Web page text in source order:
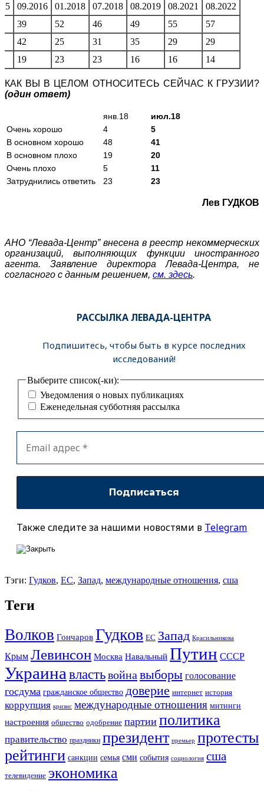
09.2016 01.2018 07.2018 08.2019 08.2021
08.2022
39
52 46 49 55
57
42
25 31 35 29
29
19
23 23 16 16 14
КАК ВЫ В ЦЕЛОМ ОТНОСИТЕСЬ СЕЙЧАС К ГРУЗИИ?
(один ответ)
янв.18
июл.18
Очень хорошо
4
5
В основном хорошо
48
41
В основном плохо
19
20
Очень плохо
5
11
Затруднились ответить
23 23
Лев ГУДКОВ
АНО “Левада-Центр” внесена в реестр некоммерческих
организаций, выполняющих функции иностранного
агента. Заявление директора Левада-Центра, не
согласного с данным решением, см. здесь.
РАССЫЛКА ЛЕВАДА-ЦЕНТРА
Подпишитесь, чтобы быть в курсе последних
исследований!
Выберите список(-ки):
Уведомления о новых публикациях
Еженедельная субботняя рассылка
Также следите за нашими новостями в Telegram
Тэги: Гудков, ЕС, Запад, международные отношения, сша
Теги
Волков Гончаров Гудков ЕС Запад Красильникова
Крым Левинсон Москва Навальный Путин СССР
Украина властьвойна выборы голосование
госдума гражданское общество доверие интернет история
коррупция кризис международные отношения митинги
настроения общество одобрение партии политика
правительство праздники президент премьер протесты
рейтинги санкции семья сми события социология сша
телевидение экономика